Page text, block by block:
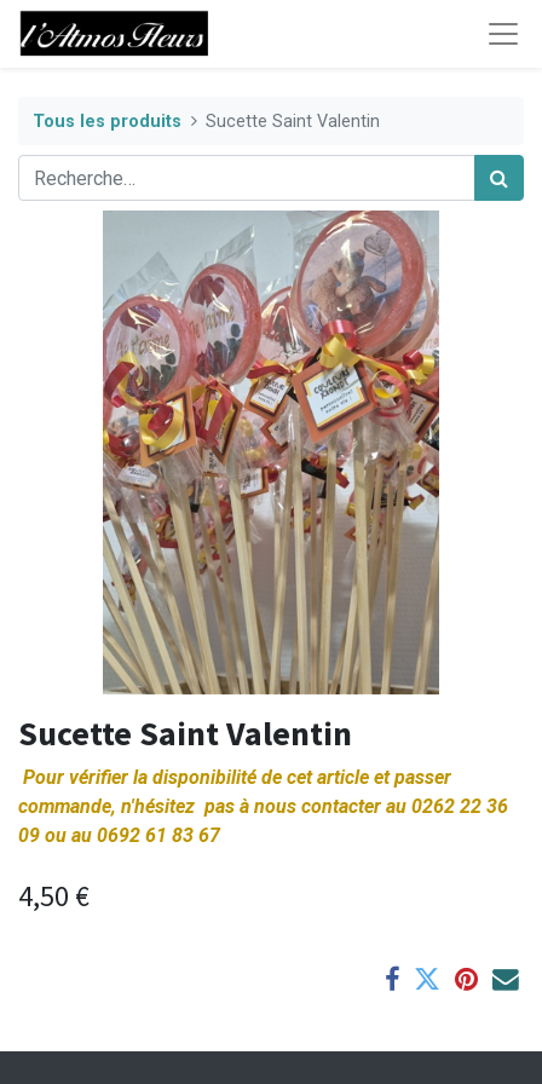
Tous les produits Sucette Saint Valentin
Sucette Saint Valentin
Pour vérifier la disponibilité de cet article et passer
commande, n'hésitez pas à nous contacter au 0262 22 36
09 ou au 0692 61 83 67
4,50 €